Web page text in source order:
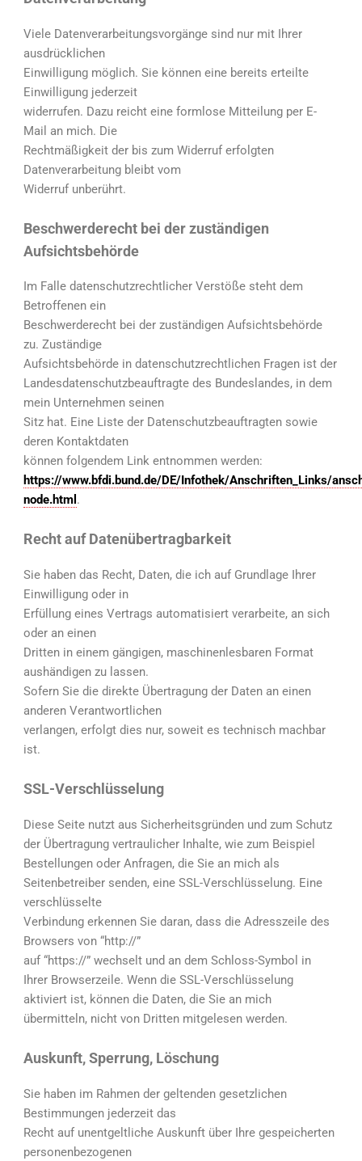
Viele Datenverarbeitungsvorgänge sind nur mit Ihrer
ausdrücklichen
Einwilligung möglich. Sie können eine bereits erteilte
Einwilligung jederzeit
widerrufen. Dazu reicht eine formlose Mitteilung per E-
Mail an mich. Die
Rechtmäßigkeit der bis zum Widerruf erfolgten
Datenverarbeitung bleibt vom
Widerruf unberührt.
Beschwerderecht bei der zuständigen
Aufsichtsbehörde
Im Falle datenschutzrechtlicher Verstöße steht dem
Betroffenen ein
Beschwerderecht bei der zuständigen Aufsichtsbehörde
zu. Zuständige
Aufsichtsbehörde in datenschutzrechtlichen Fragen ist der
Landesdatenschutzbeauftragte des Bundeslandes, in dem
mein Unternehmen seinen
Sitz hat. Eine Liste der Datenschutzbeauftragten sowie
deren Kontaktdaten
können folgendem Link entnommen werden:
https://www.bfdi.bund.de/DE/Infothek/Anschriften_Links/
node.html .
Recht auf Datenübertragbarkeit
Sie haben das Recht, Daten, die ich auf Grundlage Ihrer
Einwilligung oder in
Erfüllung eines Vertrags automatisiert verarbeite, an sich
oder an einen
Dritten in einem gängigen, maschinenlesbaren Format
aushändigen zu lassen.
Sofern Sie die direkte Übertragung der Daten an einen
anderen Verantwortlichen
verlangen, erfolgt dies nur, soweit es technisch machbar
ist.
SSL-Verschlüsselung
Diese Seite nutzt aus Sicherheitsgründen und zum Schutz
der Übertragung vertraulicher Inhalte, wie zum Beispiel
Bestellungen oder Anfragen, die Sie an mich als
Seitenbetreiber senden, eine SSL-Verschlüsselung. Eine
verschlüsselte
Verbindung erkennen Sie daran, dass die Adresszeile des
Browsers von “http://”
auf “https://” wechselt und an dem Schloss-Symbol in
Ihrer Browserzeile. Wenn die SSL-Verschlüsselung
aktiviert ist, können die Daten, die Sie an mich
übermitteln, nicht von Dritten mitgelesen werden.
Auskunft, Sperrung, Löschung
Sie haben im Rahmen der geltenden gesetzlichen
Bestimmungen jederzeit das
Recht auf unentgeltliche Auskunft über Ihre gespeicherten
personenbezogenen